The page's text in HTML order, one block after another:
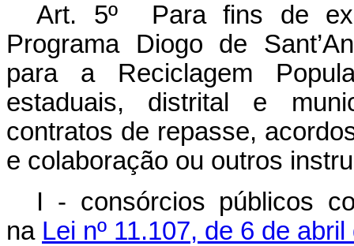
Art. 5º Para fins de
Programa Diogo de
para a Reciclagem
estaduais, distrital e
contratos de repasse,
e colaboração ou outros
I - consórcios públicos
na Lei nº 11.107, de 6 de